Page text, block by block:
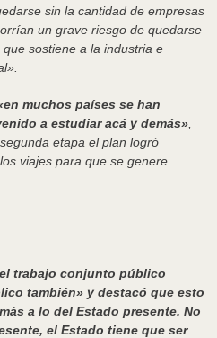
sin la cantidad de empresas
un grave riesgo de quedarse
sostiene a la industria e
muchos países se han
a estudiar acá y demás»
etapa el plan logró
viajes para que se genere
trabajo conjunto público
también» y destacó que esto
a lo del Estado presente. No
el Estado tiene que ser